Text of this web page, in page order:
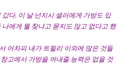
다. 이 날 넌지시 셀러에게 가방도 있
에게 뭘 찾냐고 묻지도 않고 없다고 했
어차피 내가 트윌리 이외에 많은 것들
고에서 가방을 꺼내줄 능력은 없을 것